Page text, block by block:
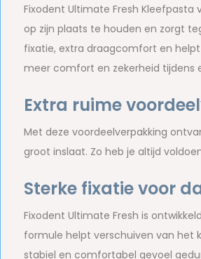
Fixodent Ultimate Fresh Kleefpasta
op zijn plaats te houden en zorgt
fixatie, extra draagcomfort en
meer comfort en zekerheid tijdens
Extra ruime
Met deze voordeelverpakking
groot inslaat. Zo heb je altijd
Sterke fixatie voor
Fixodent Ultimate Fresh is
formule helpt verschuiven van het
stabiel en comfortabel gevoel